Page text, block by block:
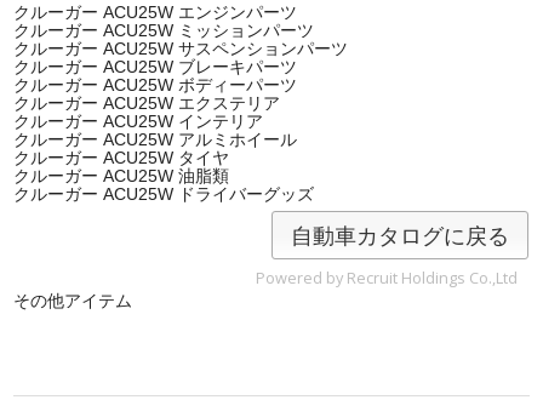
クルーガー ACU25W エンジンパーツ
クルーガー ACU25W ミッションパーツ
クルーガー ACU25W サスペンションパーツ
クルーガー ACU25W ブレーキパーツ
クルーガー ACU25W ボディーパーツ
クルーガー ACU25W エクステリア
クルーガー ACU25W インテリア
クルーガー ACU25W アルミホイール
クルーガー ACU25W タイヤ
クルーガー ACU25W 油脂類
クルーガー ACU25W ドライバーグッズ
自動車カタログに戻る
Powered by Recruit Holdings Co.,Ltd
その他アイテム